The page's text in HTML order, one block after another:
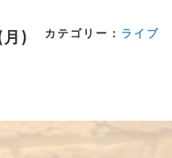
) カテゴリー： ライブ